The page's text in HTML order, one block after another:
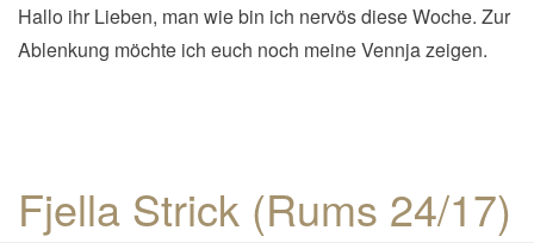
Hallo ihr Lieben, man wie bin ich nervös diese Woche. Zur
Ablenkung möchte ich euch noch meine Vennja zeigen.
Fjella Strick (Rums 24/17)